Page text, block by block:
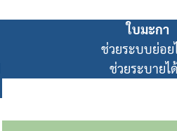
ใบมะกา
ช่วยระบบย่อย
ช่วยระบายไ